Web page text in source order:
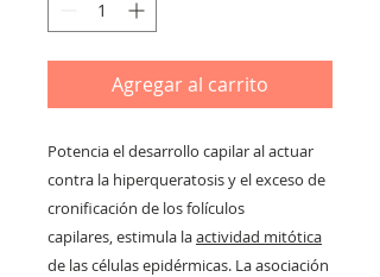
Agregar al carrito
Potencia el desarrollo capilar al actuar
contra la hiperqueratosis y el exceso de
cronificación de los folículos
capilares, estimula laactividad mitótica
de las células epidérmicas. La asociación